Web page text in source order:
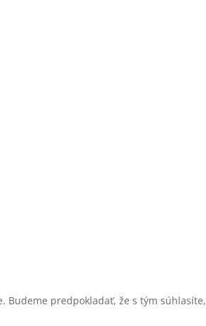
Budeme predpokladať, že s tým